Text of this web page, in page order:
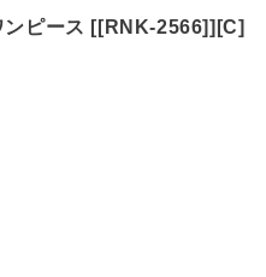
ク
ン/アンジェリコルーチェ
ンピース [[RNK-2566]][C]